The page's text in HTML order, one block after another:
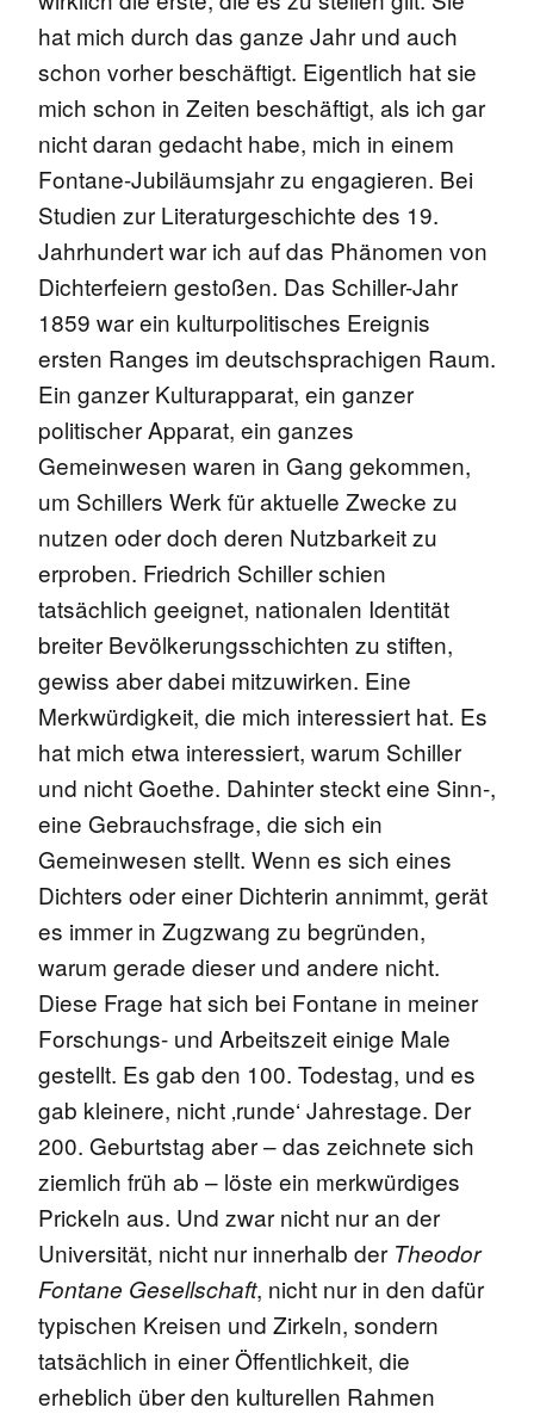
hat mich durch das ganze Jahr und auch
schon vorher beschäftigt. Eigentlich hat sie
mich schon in Zeiten beschäftigt, als ich gar
nicht daran gedacht habe, mich in einem
Fontane-Jubiläumsjahr zu engagieren. Bei
Studien zur Literaturgeschichte des 19.
Jahrhundert war ich auf das Phänomen von
Dichterfeiern gestoßen. Das Schiller-Jahr
1859 war ein kulturpolitisches Ereignis
ersten Ranges im deutschsprachigen Raum.
Ein ganzer Kulturapparat, ein ganzer
politischer Apparat, ein ganzes
Gemeinwesen waren in Gang gekommen,
um Schillers Werk für aktuelle Zwecke zu
nutzen oder doch deren Nutzbarkeit zu
erproben. Friedrich Schiller schien
tatsächlich geeignet, nationalen Identität
breiter Bevölkerungsschichten zu stiften,
gewiss aber dabei mitzuwirken. Eine
Merkwürdigkeit, die mich interessiert hat. Es
hat mich etwa interessiert, warum Schiller
und nicht Goethe. Dahinter steckt eine Sinn-,
eine Gebrauchsfrage, die sich ein
Gemeinwesen stellt. Wenn es sich eines
Dichters oder einer Dichterin annimmt, gerät
es immer in Zugzwang zu begründen,
warum gerade dieser und andere nicht.
Diese Frage hat sich bei Fontane in meiner
Forschungs- und Arbeitszeit einige Male
gestellt. Es gab den 100. Todestag, und es
gab kleinere, nicht ‚runde‘ Jahrestage. Der
200. Geburtstag aber – das zeichnete sich
ziemlich früh ab – löste ein merkwürdiges
Prickeln aus. Und zwar nicht nur an der
Universität, nicht nur innerhalb der Theodor
Fontane Gesellschaft, nicht nur in den dafür
typischen Kreisen und Zirkeln, sondern
tatsächlich in einer Öffentlichkeit, die
erheblich über den kulturellen Rahmen